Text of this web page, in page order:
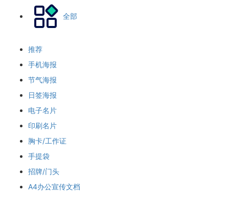
全部
推荐
手机海报
节气海报
日签海报
电子名片
印刷名片
胸卡/工作证
手提袋
招牌/门头
A4办公宣传文档